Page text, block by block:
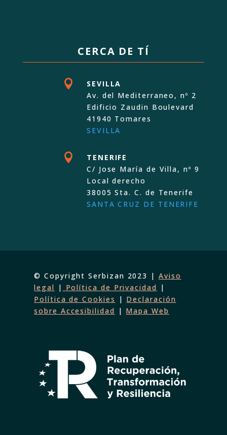
CERCA DE TÍ

SEVILLA
Av. del Mediterraneo, nº 2
Edificio Zaudin Boulevard
41940 Tomares
SEVILLA

TENERIFE
C/ Jose María de Villa, nº 9
Local derecho
38005 Sta. C. de Tenerife
SANTA CRUZ DE TENERIFE
© Copyright Serbizan 2023 | Aviso
legal | Política de Privacidad |
Política de Cookies
| Declaración
sobre Accesibilidad | Mapa Web